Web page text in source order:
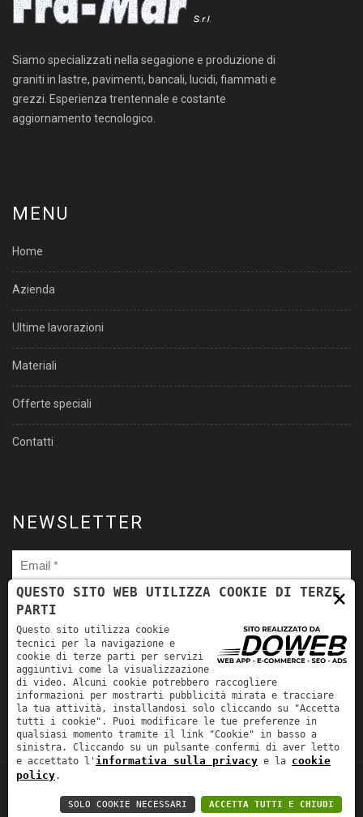
Siamo specializzati nella segagione e produzione di
graniti in lastre, pavimenti, bancali, lucidi, fiammati e
grezzi. Esperienza trentennale e costante
aggiornamento tecnologico.
MENU
Home
Azienda
Ultime lavorazioni
Materiali
Offerte speciali
Contatti
NEWSLETTER
dei miei dati personali per le finalità ivi indicate. *
Fra-Mar Srl | P.IVA: 00981530231 | REA:
241926 | CAP. SOC.: EURO 50.000,00 |
×
QUESTO SITO WEB UTILIZZA COOKIE DI TERZE
PARTI
Questo sito utilizza cookie
tecnici per la navigazione e
cookie di terze parti per servizi
aggiuntivi come la visualizzazione
di video. Alcuni cookie potrebbero raccogliere
informazioni per mostrarti pubblicità mirata e tracciare
la tua attività, installandosi solo cliccando su "Accetta
tutti i cookie". Puoi modificare le tue preferenze in
qualsiasi momento tramite il link "Cookie" in basso a
sinistra. Cliccando su un pulsante confermi di aver letto
e accettato l' informativa sulla privacy e la cookie
policy.
ACCETTA TUTTI E CHIUDI
SOLO COOKIE NECESSARI